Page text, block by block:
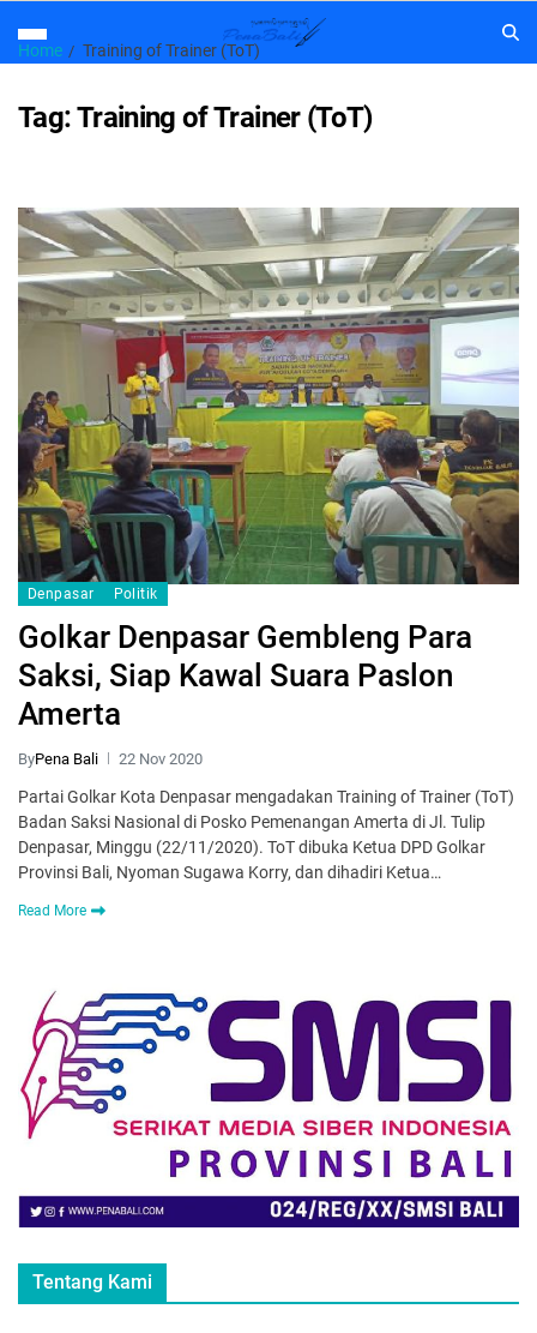
Home Training of Trainer (ToT)
Tag:Training of Trainer (ToT)
Denpasar Politik
Golkar Denpasar Gembleng Para
Saksi, Siap Kawal Suara Paslon
Amerta
ByPena Bali 22 Nov 2020
Partai Golkar Kota Denpasar mengadakan Training of Trainer (ToT)
Badan Saksi Nasional di Posko Pemenangan Amerta di Jl. Tulip
Denpasar, Minggu (22/11/2020). ToT dibuka Ketua DPD Golkar
Provinsi Bali, Nyoman Sugawa Korry, dan dihadiri Ketua…
Read More
Tentang Kami